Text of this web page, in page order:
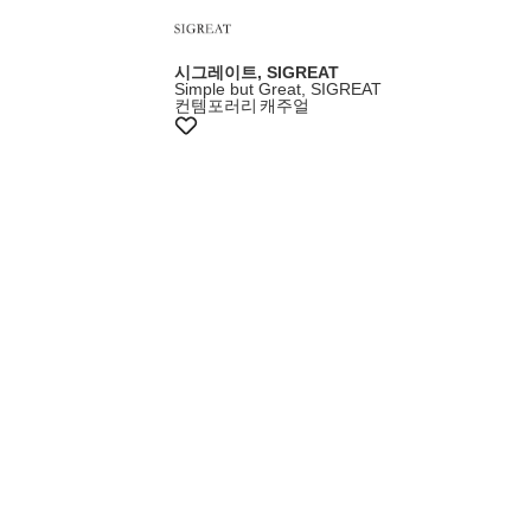
시그레이트, SIGREAT
Simple but Great, SIGREAT
컨템포러리 캐주얼